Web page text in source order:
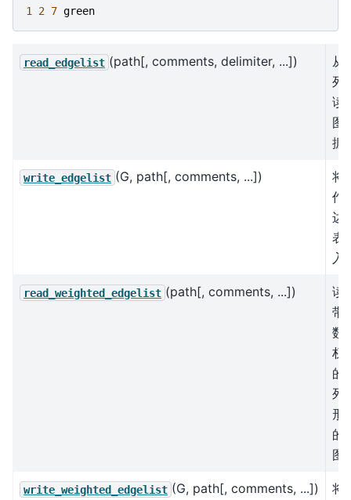
1 2 7 green
read_edgelist (path[, comments, delimiter, ...])
从
列
读
图
据
write_edgelist (G, path[, comments, ...])
将
作
边
表
入
read_weighted_edgelist (path[, comments, ...])
读
带
数
权
的
列
形
的
图
write_weighted_edgelist (G, path[, comments, ...])
将